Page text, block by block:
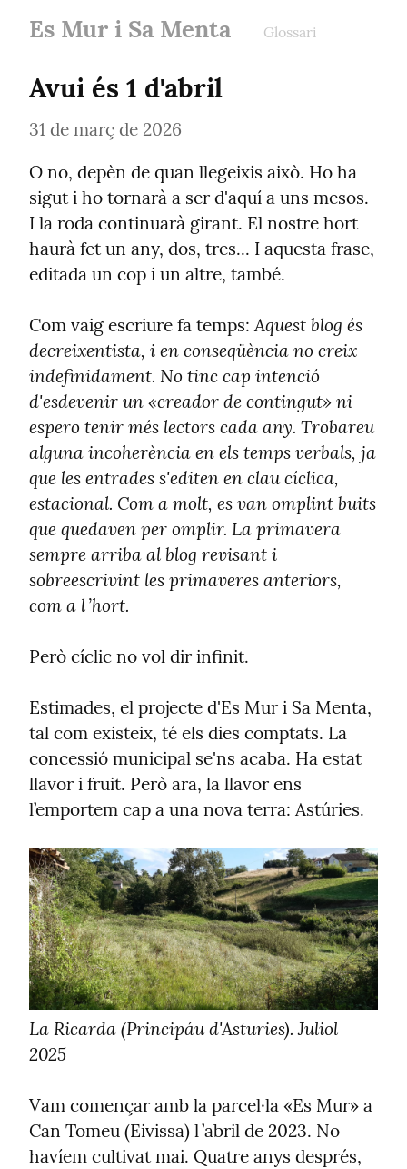
Es Mur i Sa Menta Glossari
Avui és 1 d'abril
31 de març de 2026
O no, depèn de quan llegeixis això. Ho ha
sigut i ho tornarà a ser d'aquí a uns mesos.
I la roda continuarà girant. El nostre hort
haurà fet un any, dos, tres... I aquesta frase,
editada un cop i un altre, també.
Com vaig escriure fa temps: Aquest blog és
decreixentista, i en conseqüència no creix
indefinidament. No tinc cap intenció
d'esdevenir un «creador de contingut» ni
espero tenir més lectors cada any. Trobareu
alguna incoherència en els temps verbals, ja
que les entrades s'editen en clau cíclica,
estacional. Com a molt, es van omplint buits
que quedaven per omplir. La primavera
sempre arriba al blog revisant i
sobreescrivint les primaveres anteriors,
com a l ’hort.
Però cíclic no vol dir infinit.
Estimades, el projecte d'Es Mur i Sa Menta,
tal com existeix, té els dies comptats. La
concessió municipal se'ns acaba. Ha estat
llavor i fruit. Però ara, la llavor ens
l’emportem cap a una nova terra: Astúries.
La Ricarda (Principáu d'Asturies). Juliol
2025
Vam començar amb la parcel·la «Es Mur» a
Can Tomeu (Eivissa) l ’abril de 2023. No
havíem cultivat mai. Quatre anys després,